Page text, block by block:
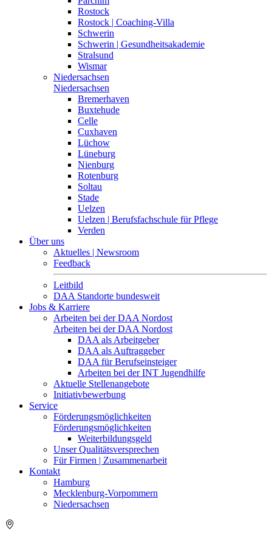
Rostock
Rostock | Coaching-Villa
Schwerin
Schwerin | Gesundheitsakademie
Stralsund
Wismar
Niedersachsen
Niedersachsen
Bremerhaven
Buxtehude
Celle
Cuxhaven
Lüchow
Lüneburg
Nienburg
Rotenburg
Soltau
Stade
Uelzen
Uelzen | Berufsfachschule für Pflege
Verden
Über uns
Aktuelles | Newsroom
Feedback
Leitbild
DAA Standorte bundesweit
Jobs & Karriere
Arbeiten bei der DAA Nordost
Arbeiten bei der DAA Nordost
DAA als Arbeitgeber
DAA als Auftraggeber
DAA für Berufseinsteiger
Arbeiten bei der INT Jugendhilfe
Aktuelle Stellenangebote
Initiativbewerbung
Service
Förderungsmöglichkeiten
Förderungsmöglichkeiten
Weiterbildungsgeld
Unser Qualitätsversprechen
Für Firmen | Zusammenarbeit
Kontakt
Hamburg
Mecklenburg-Vorpommern
Niedersachsen